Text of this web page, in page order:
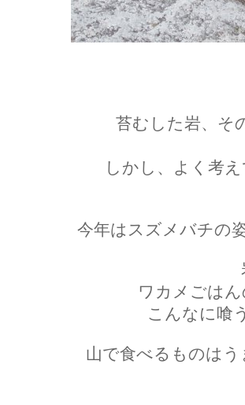
苔むした岩、そ
しかし、よく考
今年はスズメバチの
ワカメごは
こんなに喰
山で食べるものは